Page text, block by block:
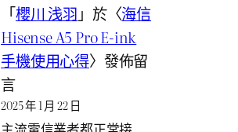
「櫻川 浅羽 」於〈海信
Hisense A5 Pro E-ink
手機使用心得〉發佈留
言
2025 年 1 月 22 日